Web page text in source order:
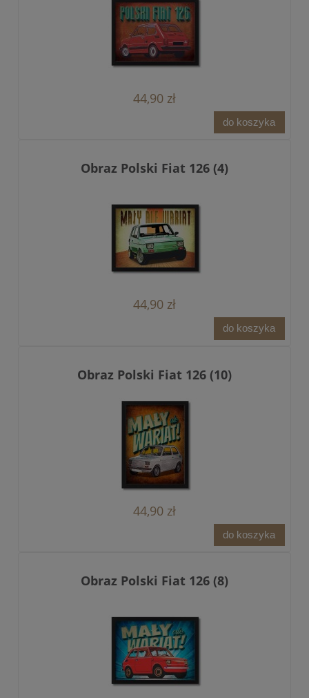
44,90 zł
do koszyka
Obraz Polski Fiat 126 (4)
44,90 zł
do koszyka
Obraz Polski Fiat 126 (10)
44,90 zł
do koszyka
Obraz Polski Fiat 126 (8)